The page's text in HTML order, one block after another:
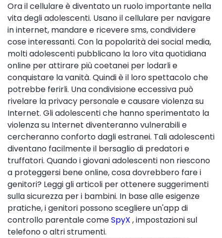
Ora il cellulare è diventato un ruolo importante nella
vita degli adolescenti. Usano il cellulare per navigare
in internet, mandare e ricevere sms, condividere
cose interessanti. Con la popolarità dei social media,
molti adolescenti pubblicano la loro vita quotidiana
online per attirare più coetanei per lodarli e
conquistare la vanità. Quindi è il loro spettacolo che
potrebbe ferirli. Una condivisione eccessiva può
rivelare la privacy personale e causare violenza su
Internet. Gli adolescenti che hanno sperimentato la
violenza su Internet diventeranno vulnerabili e
cercheranno conforto dagli estranei. Tali adolescenti
diventano facilmente il bersaglio di predatori e
truffatori. Quando i giovani adolescenti non riescono
a proteggersi bene online, cosa dovrebbero fare i
genitori? Leggi gli articoli per ottenere suggerimenti
sulla sicurezza per i bambini. In base alle esigenze
pratiche, i genitori possono scegliere un'app di
controllo parentale comeSpyX , impostazioni sul
telefono o altri strumenti.